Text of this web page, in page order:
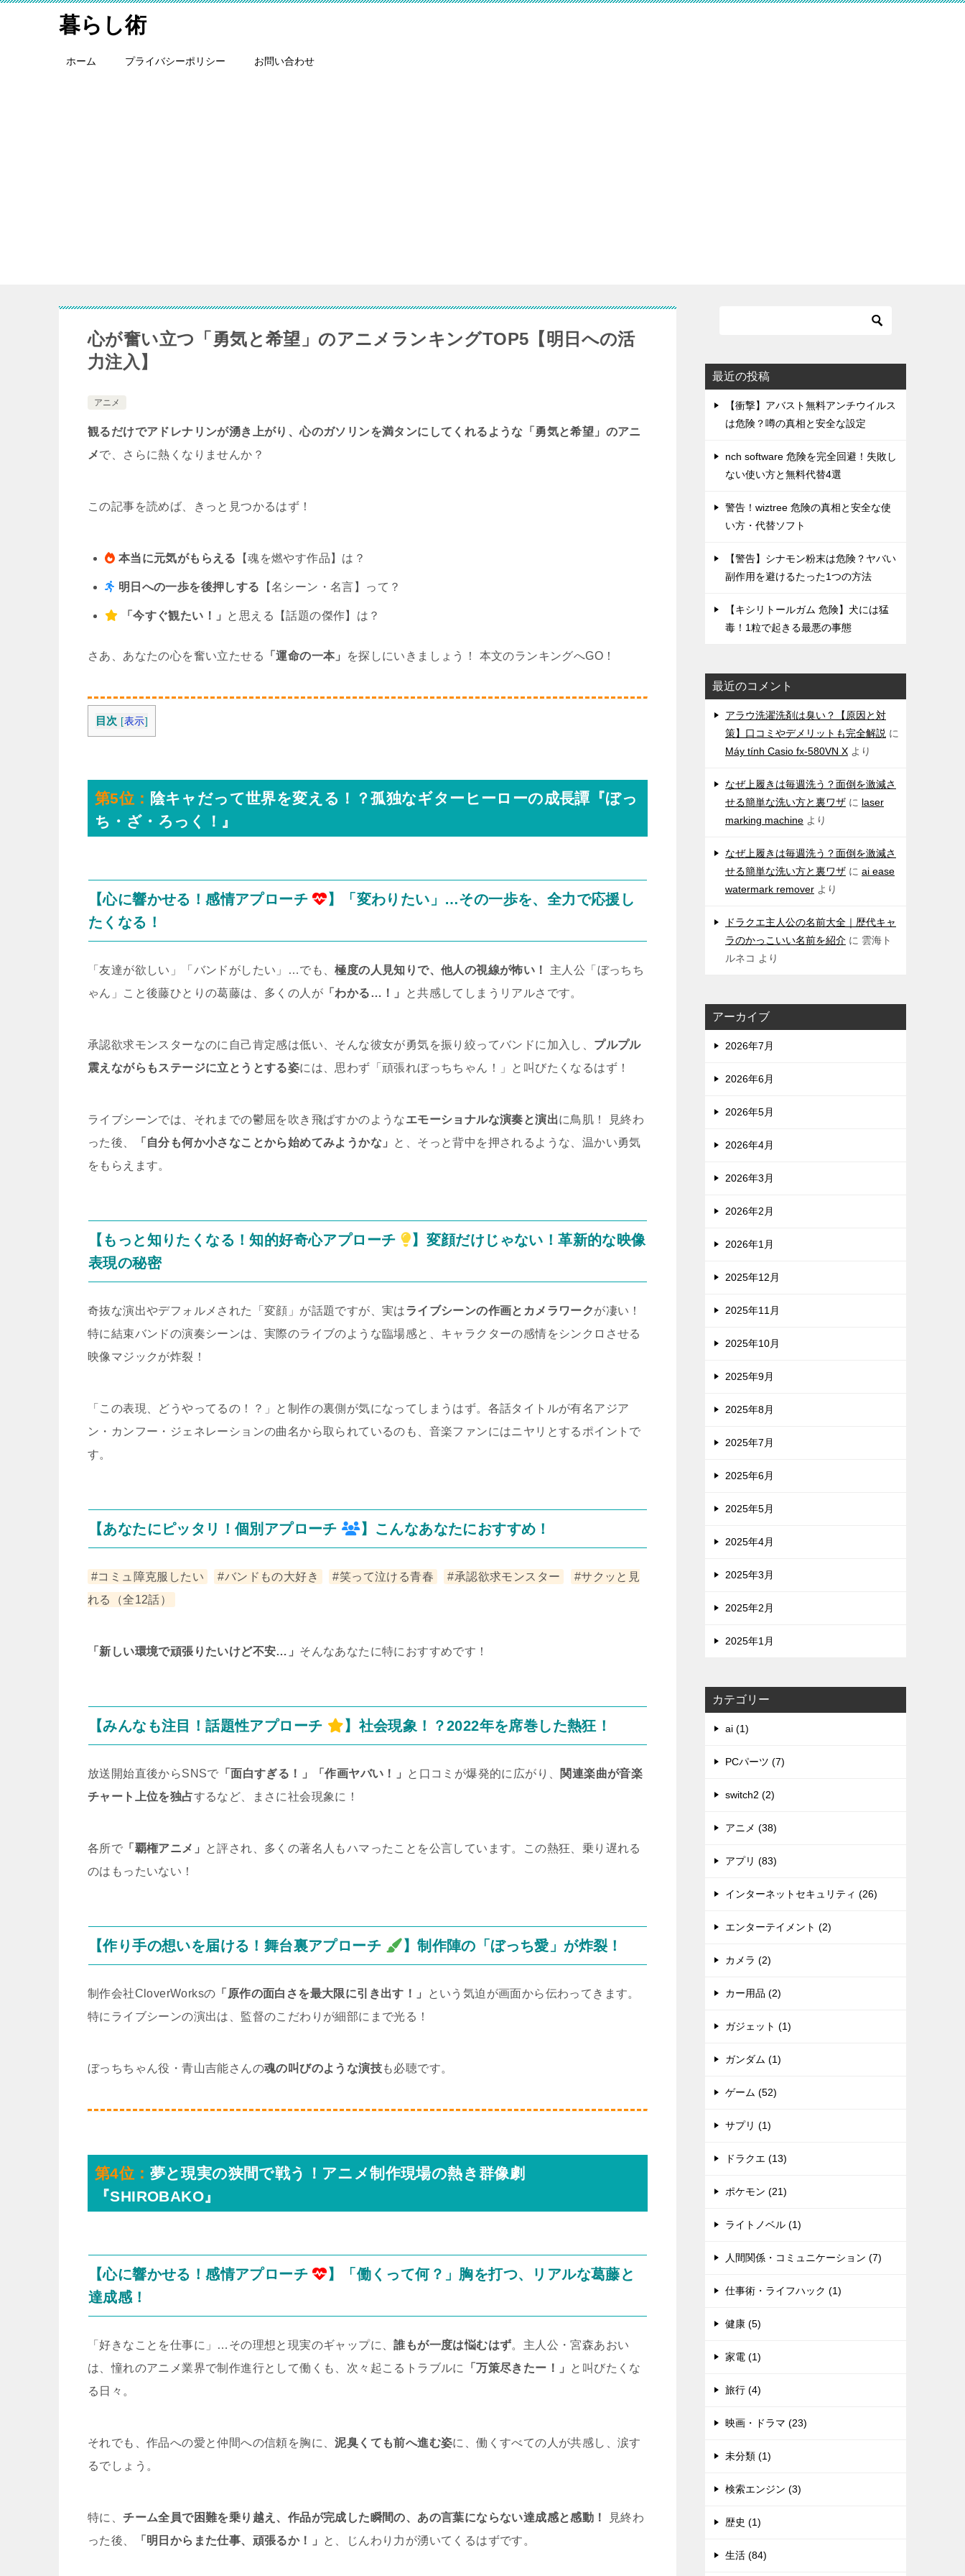
暮らし術
ホーム プライバシーポリシー お問い合わせ
心が奮い立つ「勇気と希望」のアニメランキングTOP5【明日への活
力注入】
アニメ
観るだけでアドレナリンが湧き上がり、心のガソリンを満タンにしてくれるような「勇気と希望」のアニ
メで、さらに熱くなりませんか？
この記事を読めば、きっと見つかるはず！
本当に元気がもらえる 【魂を燃やす作品】は？
明日への一歩を後押しする 【名シーン・名言】って？
「今すぐ観たい！」 と思える【話題の傑作】は？
さあ、あなたの心を奮い立たせる 「運命の一本」 を探しにいきましょう！ 本文のランキングへGO！
目次 [表示]
第5位： 陰キャだって世界を変える！？孤独なギターヒーローの成長譚『ぼっ
ち・ざ・ろっく！』
【心に響かせる！感情アプローチ
】「変わりたい」…その一歩を、全力で応援し
たくなる！
「友達が欲しい」「バンドがしたい」…でも、極度の人見知りで、他人の視線が怖い！
主人公「ぼっちち
ゃん」こと後藤ひとりの葛藤は、多くの人が 「わかる…！」 と共感してしまうリアルさです。
承認欲求モンスターなのに自己肯定感は低い、そんな彼女が勇気を振り絞ってバンドに加入し、 プルプル
震えながらもステージに立とうとする姿には、思わず「頑張れぼっちちゃん！」と叫びたくなるはず！
ライブシーンでは、それまでの鬱屈を吹き飛ばすかのようなエモーショナルな演奏と演出に鳥肌！ 見終わ
った後、
「自分も何か小さなことから始めてみようかな」 と、そっと背中を押されるような、温かい勇気
をもらえます。
【もっと知りたくなる！知的好奇心アプローチ
】変顔だけじゃない！革新的な映像
表現の秘密
奇抜な演出やデフォルメされた「変顔」が話題ですが、実はライブシーンの作画とカメラワークが凄い！
特に結束バンドの演奏シーンは、実際のライブのような臨場感と、キャラクターの感情をシンクロさせる
映像マジックが炸裂！
「この表現、どうやってるの！？」と制作の裏側が気になってしまうはず。各話タイトルが有名アジア
ン・カンフー・ジェネレーションの曲名から取られているのも、音楽ファンにはニヤリとするポイントで
す。
【あなたにピッタリ！個別アプローチ 】こんなあなたにおすすめ！
#コミュ障克服したい #バンドもの大好き #笑って泣ける青春 #承認欲求モンスター
#サクッと見
れる（全12話）
「新しい環境で頑張りたいけど不安…」 そんなあなたに特におすすめです！
【みんなも注目！話題性アプローチ 】社会現象！？2022年を席巻した熱狂！
放送開始直後からSNSで 「面白すぎる！」「作画ヤバい！」 と口コミが爆発的に広がり、 関連楽曲が音楽
チャート上位を独占するなど、まさに社会現象に！
各所で 「覇権アニメ」
と評され、多くの著名人もハマったことを公言しています。この熱狂、乗り遅れる
のはもったいない！
【作り手の想いを届ける！舞台裏アプローチ 】制作陣の「ぼっち愛」が炸裂！
制作会社CloverWorksの 「原作の面白さを最大限に引き出す！」
という気迫が画面から伝わってきます。
特にライブシーンの演出は、監督のこだわりが細部にまで光る！
ぼっちちゃん役・青山吉能さんの魂の叫びのような演技も必聴です。
第4位： 夢と現実の狭間で戦う！アニメ制作現場の熱き群像劇
『SHIROBAKO』
【心に響かせる！感情アプローチ
】「働くって何？」胸を打つ、リアルな葛藤と
達成感！
「好きなことを仕事に」…その理想と現実のギャップに、誰もが一度は悩むはず。主人公・宮森あおい
は、憧れのアニメ業界で制作進行として働くも、次々起こるトラブルに
「万策尽きたー！」 と叫びたくな
る日々。
それでも、作品への愛と仲間への信頼を胸に、泥臭くても前へ進む姿に、働くすべての人が共感し、涙す
るでしょう。
特に、チーム全員で困難を乗り越え、作品が完成した瞬間の、あの言葉にならない達成感と感動！
見終わ
った後、
「明日からまた仕事、頑張るか！」 と、じんわり力が湧いてくるはずです。
最近の投稿
【衝撃】アバスト無料アンチウイルス
は危険？噂の真相と安全な設定
nch software 危険を完全回避！失敗し
ない使い方と無料代替4選
警告！wiztree 危険の真相と安全な使
い方・代替ソフト
【警告】シナモン粉末は危険？ヤバい
副作用を避けるたった1つの方法
【キシリトールガム 危険】犬には猛
毒！1粒で起きる最悪の事態
最近のコメント
アラウ洗濯洗剤は臭い？【原因と対
策】口コミやデメリットも完全解説 に
Máy tính Casio fx-580VN X より
なぜ上履きは毎週洗う？面倒を激減さ
せる簡単な洗い方と裏ワザ に laser
marking machine より
なぜ上履きは毎週洗う？面倒を激減さ
せる簡単な洗い方と裏ワザ に ai ease
watermark remover より
ドラクエ主人公の名前大全｜歴代キャ
ラのかっこいい名前を紹介 に 雲海ト
ルネコ より
アーカイブ
2026年7月
2026年6月
2026年5月
2026年4月
2026年3月
2026年2月
2026年1月
2025年12月
2025年11月
2025年10月
2025年9月
2025年8月
2025年7月
2025年6月
2025年5月
2025年4月
2025年3月
2025年2月
2025年1月
カテゴリー
ai (1)
PCパーツ (7)
switch2 (2)
アニメ (38)
アプリ (83)
インターネットセキュリティ (26)
エンターテイメント (2)
カメラ (2)
カー用品 (2)
ガジェット (1)
ガンダム (1)
ゲーム (52)
サプリ (1)
ドラクエ (13)
ポケモン (21)
ライトノベル (1)
人間関係・コミュニケーション (7)
仕事術・ライフハック (1)
健康 (5)
家電 (1)
旅行 (4)
映画・ドラマ (23)
未分類 (1)
検索エンジン (3)
歴史 (1)
生活 (84)